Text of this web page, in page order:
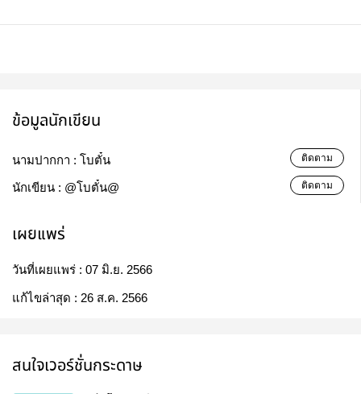
ข้อมูลนักเขียน
นามปากกา : โบตั๋น ติดตาม
นักเขียน : @โบตั๋น@ ติดตาม
เผยแพร่
วันที่เผยแพร่ : 07 มิ.ย. 2566
แก้ไขล่าสุด : 26 ส.ค. 2566
สนใจเวอร์ชั่นกระดาษ